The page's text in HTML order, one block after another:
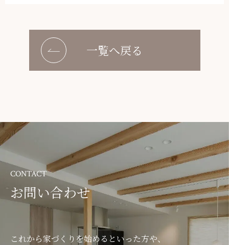
一覧へ戻る
CONTACT
お問い合わせ
これから家づくりを始めるといった方や、